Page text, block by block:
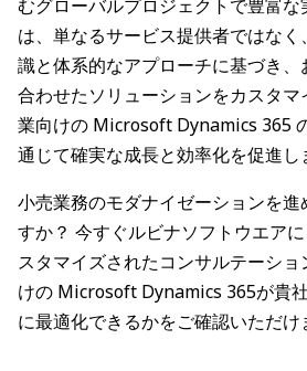
むグローバルプロジェクトで豊富
は、単なるサービス提供者ではな
識と体系的なアプローチに基づき
合わせたソリューションをカスタ
業向けの Microsoft Dynamics 365
通じて確実な成長と効率化を促進し
小売業務のモダナイゼーションを進
すか？ 今すぐルビナソフトウエア
スタマイズされたコンサルテーシ
けの Microsoft Dynamics 365が貴
に最適化できるかをご確認いただけ